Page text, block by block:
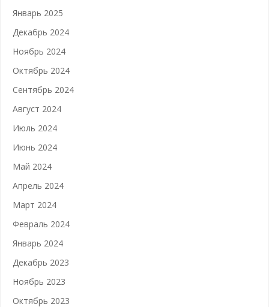
Январь 2025
Декабрь 2024
Ноябрь 2024
Октябрь 2024
Сентябрь 2024
Август 2024
Июль 2024
Июнь 2024
Май 2024
Апрель 2024
Март 2024
Февраль 2024
Январь 2024
Декабрь 2023
Ноябрь 2023
Октябрь 2023